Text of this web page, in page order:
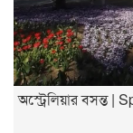
অস্ট্রেলিয়ার বসন্ত